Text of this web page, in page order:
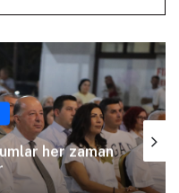
Türk Belediyesi
açıkladı